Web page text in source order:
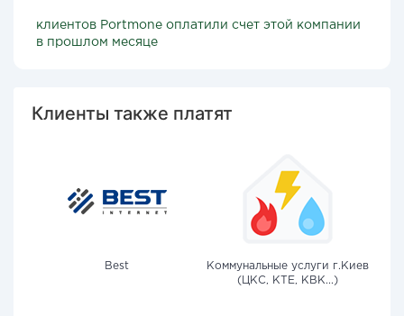
клиентов Portmone оплатили счет этой компании
в прошлом месяце
Клиенты также платят
Best
Коммунальные услуги г.Киев
(ЦКС, КТЕ, КВК...)